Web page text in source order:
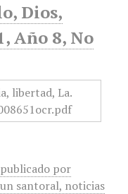
Dios,
Año 8, No
por
santoral, noticias